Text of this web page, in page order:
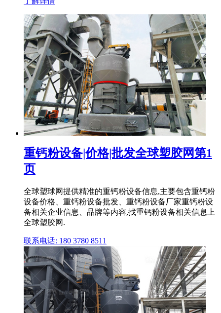
重钙粉设备|价格|批发全球塑胶网第1
页
全球塑球网提供精准的重钙粉设备信息,主要包含重钙粉
设备价格、重钙粉设备批发、重钙粉设备厂家重钙粉设
备相关企业信息、品牌等内容,找重钙粉设备相关信息上
全球塑胶网.
联系电话: 180 3780 8511